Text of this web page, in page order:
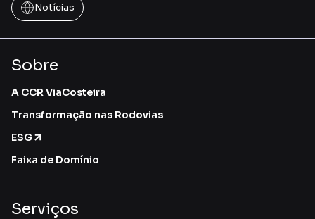
Notícias
Sobre
A CCR ViaCosteira
Transformação nas Rodovias
ESG
Faixa de Domínio
Serviços